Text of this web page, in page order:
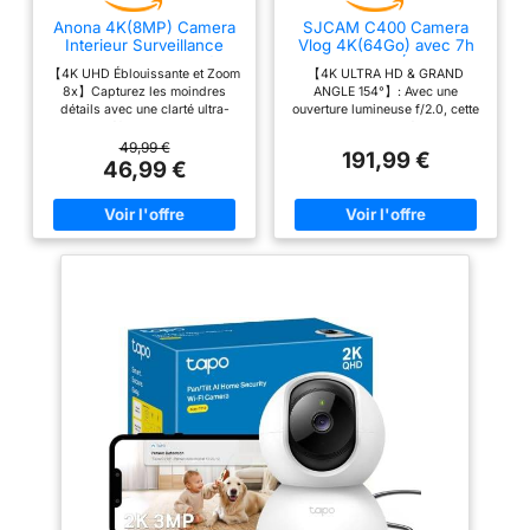
Anona 4K(8MP) Camera
Interieur Surveillance
WiFi 360° Connectée
Smartphone
【4K UHD Éblouissante et Zoom
8x】Capturez les moindres
détails avec une clarté ultra-
comme de nuit. Dites adieu aux
images floues en 2K ou 3K.
Grâce à son objectif de qualité
professionnelle et son zoom 8x,
la camera interieur Anona met
au point les détails lointains
pour ne manquer aucun moment
Anona camera interieur sans fil
identifie instantanément les
mouvements humains, les
animaux domestiques et les
pleurs de bébé. Recevez des
notifications en temps réel sur
votre smartphone pour garder
un œil sur vos proches, même
lors de vos journées les plus
chargées. 【Panoramique 360°
et Inclinaison 110° Ultra-
fluides】Anona caméra intérieur
49,99 €
46,99 €
SJCAM C400 Camera
Vlog 4K(64Go) avec 7h
Autonomie,Étanche
【4K ULTRA HD & GRAND
ANGLE 154°】: Avec une
ouverture lumineuse f/2.0, cette
impressionnantes. Son objectif
déformation capture des
paysages spectaculaires. C'est
la vlog camera idéale en
voyage, parfaitement adaptée
beachten Sie: Diese C400
Vlog-Kamera unterstützt keine
externen Mikrofone! ! !**** 【7
HEURES D'AUTONOMIE &
DESIGN COMPACT】: Filmez
du lever au coucher du soleil :
Grâce à sa poignée
d'alimentation intégrée, cette
mini camera vlog garantit une
durée d'enregistrement continue
de 7 heures au maximum (437
minutes). Son boîtier ultraléger
191,99 €